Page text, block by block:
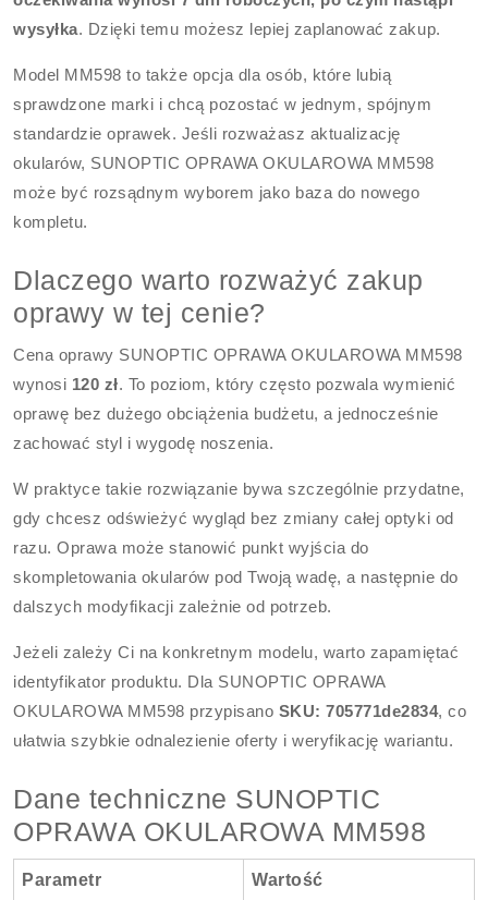
wysyłka. Dzięki temu możesz lepiej zaplanować zakup.
Model MM598 to także opcja dla osób, które lubią
sprawdzone marki i chcą pozostać w jednym, spójnym
standardzie oprawek. Jeśli rozważasz aktualizację
okularów, SUNOPTIC OPRAWA OKULAROWA MM598
może być rozsądnym wyborem jako baza do nowego
kompletu.
Dlaczego warto rozważyć zakup
oprawy w tej cenie?
Cena oprawy SUNOPTIC OPRAWA OKULAROWA MM598
wynosi 120 zł. To poziom, który często pozwala wymienić
oprawę bez dużego obciążenia budżetu, a jednocześnie
zachować styl i wygodę noszenia.
W praktyce takie rozwiązanie bywa szczególnie przydatne,
gdy chcesz odświeżyć wygląd bez zmiany całej optyki od
razu. Oprawa może stanowić punkt wyjścia do
skompletowania okularów pod Twoją wadę, a następnie do
dalszych modyfikacji zależnie od potrzeb.
Jeżeli zależy Ci na konkretnym modelu, warto zapamiętać
identyfikator produktu. Dla SUNOPTIC OPRAWA
OKULAROWA MM598 przypisano SKU: 705771de2834, co
ułatwia szybkie odnalezienie oferty i weryfikację wariantu.
Dane techniczne SUNOPTIC
OPRAWA OKULAROWA MM598
Parametr Wartość